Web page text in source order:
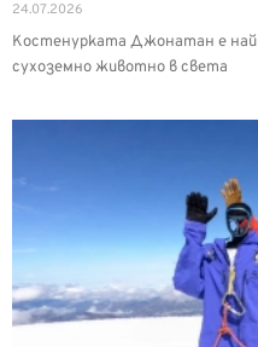
24.07.2026
Костенурката Джонатан е
сухоземно животно в света